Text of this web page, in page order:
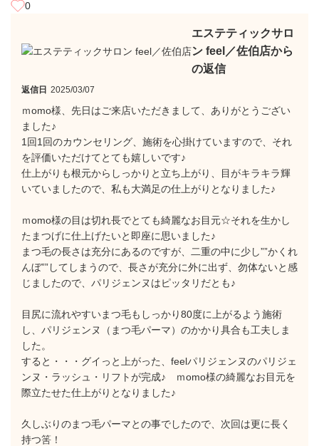
0
エステティックサロ
ン feel／佐伯店から
の返信
返信日 2025/03/07
ｍomo様、先日はご来店いただきまして、ありがとうござい
ました♪
1回1回のカウンセリング、施術を心掛けていますので、それ
を評価いただけてとても嬉しいです♪
仕上がりも根元からしっかりと立ち上がり、目がキラキラ輝
いていましたので、私も大満足の仕上がりとなりました♪
ｍomo様の目は切れ長でとても綺麗なお目元☆それを生かし
たまつげに仕上げたいと即座に思いました♪
まつ毛の長さは充分にあるのですが、二重の中に少し””かくれ
んぼ””してしまうので、長さが充分に外に出ず、勿体ないと感
じましたので、パリジェンヌはピッタリだとも♪
目尻に流れやすいまつ毛もしっかり80度に上がるよう施術
し、パリジェンヌ（まつ毛パーマ）のかかり具合も工夫しま
した。
すると・・・グイっと上がった、feelパリジェンヌのパリジェ
ンヌ・ラッシュ・リフトが完成♪ ｍomo様の綺麗なお目元を
際立たせた仕上がりとなりました♪
久しぶりのまつ毛パーマとの事でしたので、次回は更に長く
持つ筈！